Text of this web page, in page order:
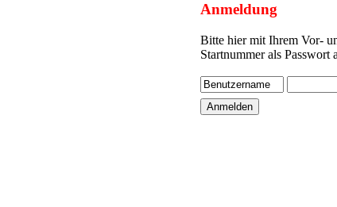
Anmeldung
Bitte hier mit Ihrem Vor-
Startnummer als Passwort